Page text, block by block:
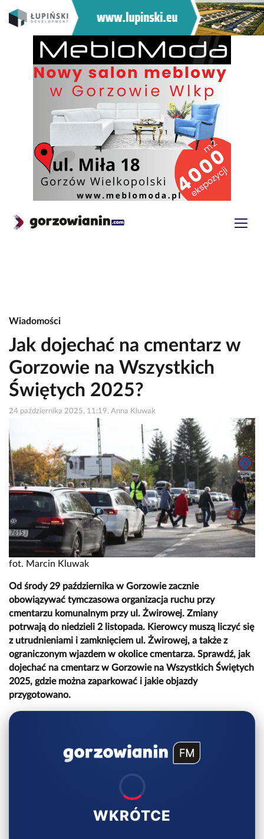
Wiadomości
Jak dojechać na cmentarz w
Gorzowie na Wszystkich
Świętych 2025?
24 października 2025, 11:19, Anna Kluwak
fot. Marcin Kluwak
Od środy 29 października w Gorzowie zacznie
obowiązywać tymczasowa organizacja ruchu przy
cmentarzu komunalnym przy ul. Żwirowej. Zmiany
potrwają do niedzieli 2 listopada. Kierowcy muszą liczyć się
z utrudnieniami i zamknięciem ul. Żwirowej, a także z
ograniczonym wjazdem w okolice cmentarza. Sprawdź, jak
dojechać na cmentarz w Gorzowie na Wszystkich Świętych
2025, gdzie można zaparkować i jakie objazdy
przygotowano.
WKRÓTCE